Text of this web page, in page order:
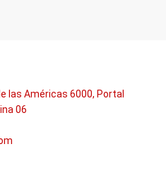
las Américas 6000, Portal
06